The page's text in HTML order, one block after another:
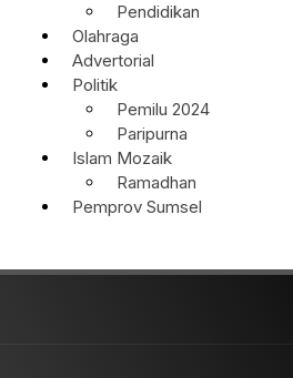
Pendidikan
Olahraga
Advertorial
Politik
Pemilu 2024
Paripurna
Islam Mozaik
Ramadhan
Pemprov Sumsel